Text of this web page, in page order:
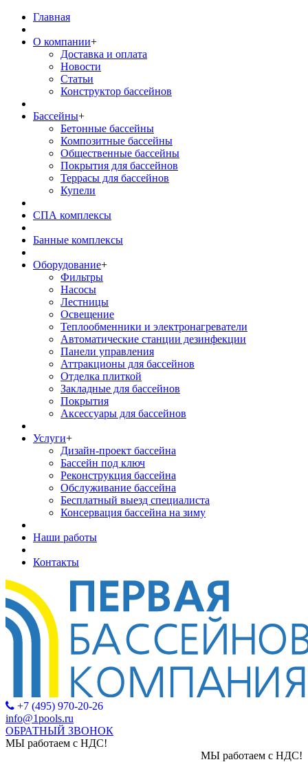
Главная
О компании+
Доставка и оплата
Новости
Статьи
Конструктор бассейнов
Бассейны+
Бетонные бассейны
Композитные бассейны
Общественные бассейны
Покрытия для бассейнов
Террасы для бассейнов
Купели
СПА комплексы
Банные комплексы
Оборудование+
Фильтры
Насосы
Лестницы
Освещение
Теплообменники и электронагреватели
Автоматические станции дезинфекции
Панели управления
Аттракционы для бассейнов
Отделка плиткой
Закладные для бассейнов
Покрытия
Аксессуары для бассейнов
Услуги+
Дизайн-проект бассейна
Бассейн под ключ
Реконструкция бассейна
Обслуживание бассейна
Бесплатный выезд специалиста
Консервация бассейна на зиму
Наши работы
Контакты
+7 (495) 970-20-26
info@1pools.ru
ОБРАТНЫЙ ЗВОНОК
МЫ работаем с НДС!
МЫ работаем с НДС!